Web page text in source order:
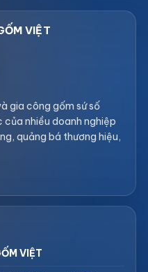
gia công gốm sứ số
của nhiều doanh nghiệp
quảng bá thương hiệu,
VIỆT